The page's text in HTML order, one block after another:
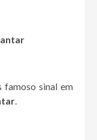
sinal em
.